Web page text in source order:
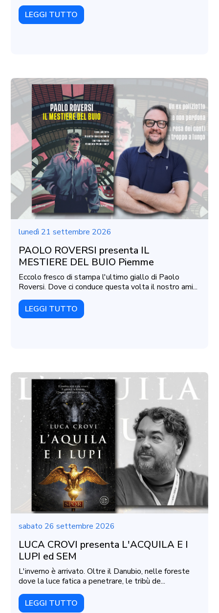
LEGGI TUTTO
lunedì 21 settembre 2026
PAOLO ROVERSI presenta IL
MESTIERE DEL BUIO Piemme
Eccolo fresco di stampa l'ultimo giallo di Paolo
Roversi. Dove ci conduce questa volta il nostro ami...
LEGGI TUTTO
sabato 26 settembre 2026
LUCA CROVI presenta L'ACQUILA E I
LUPI ed SEM
L'inverno è arrivato. Oltre il Danubio, nelle foreste
dove la luce fatica a penetrare, le tribù de...
LEGGI TUTTO